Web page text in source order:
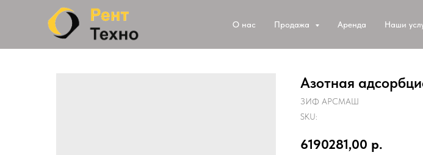
О нас Продажа Аренда Наши
Азотная
ЗИФ АРСМАШ
SKU:
6190281,00 р.